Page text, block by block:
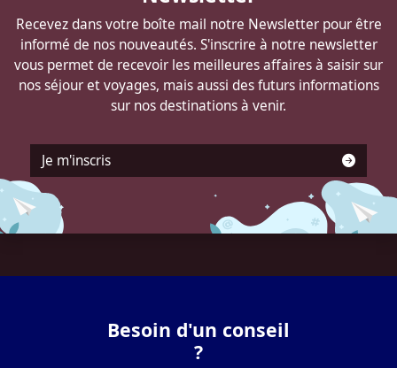
Recevez dans votre boîte mail notre Newsletter pour être
informé de nos nouveautés. S'inscrire à notre newsletter
vous permet de recevoir les meilleures affaires à saisir sur
nos séjour et voyages, mais aussi des futurs informations
sur nos destinations à venir.
Je m'inscris
Besoin d'un conseil
?